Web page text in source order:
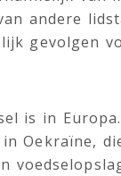
andere
gevolgen
is in
Oekraïne,